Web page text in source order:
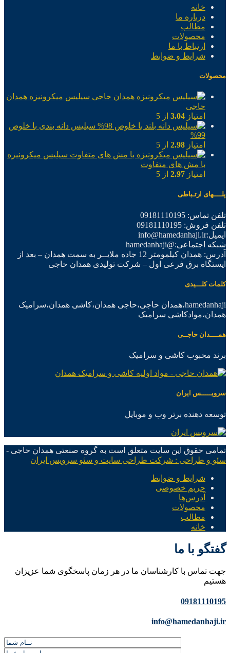
خانه
درباره ما
مطالب
محصولات
ارتباط با ما
شرایط و ضوابط
محصولات
سیلیس میکرونیزه همدان
حاجی
امتیاز 3.04 از 5
سیلیس دانه بندی با خلوص
99%
امتیاز 2.98 از 5
سیلیس میکرونیزه
با مش های متفاوت
امتیاز 2.97 از 5
پلــــهای ارتـباطی
تلفن تماس: 09181110195
تلفن فروش: 09181110195
ایمیل:info@hamedanhaji.ir
شبکه اجتماعی:@hamedanhaji
آدرس: همدان کیلمومتر 12 جاده ملایــر به سمت همدان – بعد از
ایستگاه برق فرعی اول – شرکت تولیدی همدان حاجی
کلمات کلـــیدی
hamedanhaji،همدان حاجی،حاجی همدان،کاشی همدان،سرامیک
همدان،موادکاشی سرامیک
همــــدان حاجــی
برند محبوب کاشی و سرامیک
سرویـــــس ایران
توسعه دهنده برتر وب و موبایل
تمامی حقوق این سایت متعلق است به گروه صنعتی همدان حاجی -
سئو و طراحی : شرکت طراحی سایت و سئو سرویس ایران
شرایط و ضوابط
حریم خصوصی
آدرس‌ها
محصولات
مطالب
خانه
گفتگو با ما
جهت تماس با کارشناسان ما در هر زمان پاسخگوی شما عزیزان
هستیم
09181110195
info@hamedanhaji.ir